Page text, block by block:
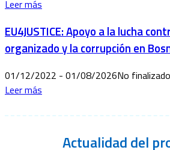
Leer más
EU4JUSTICE: Apoyo a la lucha
organizado y la corrupción en
01/12/2022 - 01/08/2026No finalizado
Leer más
Actualidaddel